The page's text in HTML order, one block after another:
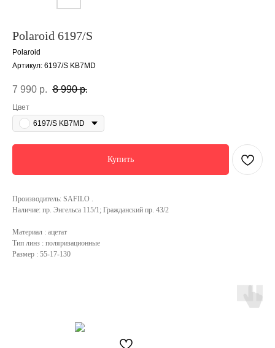
Polaroid 6197/S
Polaroid
Артикул: 6197/S KB7MD
7 990 р. 8 990 р.
Цвет
6197/S KB7MD
Купить
Производитель: SAFILO .
Наличие: пр. Энгельса 115/1; Гражданский пр. 43/2
Материал : ацетат
Тип линз : поляризационные
Размер : 55-17-130